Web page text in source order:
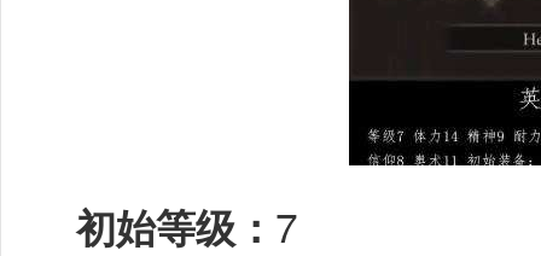
初始等级： 7